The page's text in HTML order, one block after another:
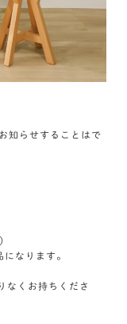
知らせすることはで
なります。
なくお持ちくださ